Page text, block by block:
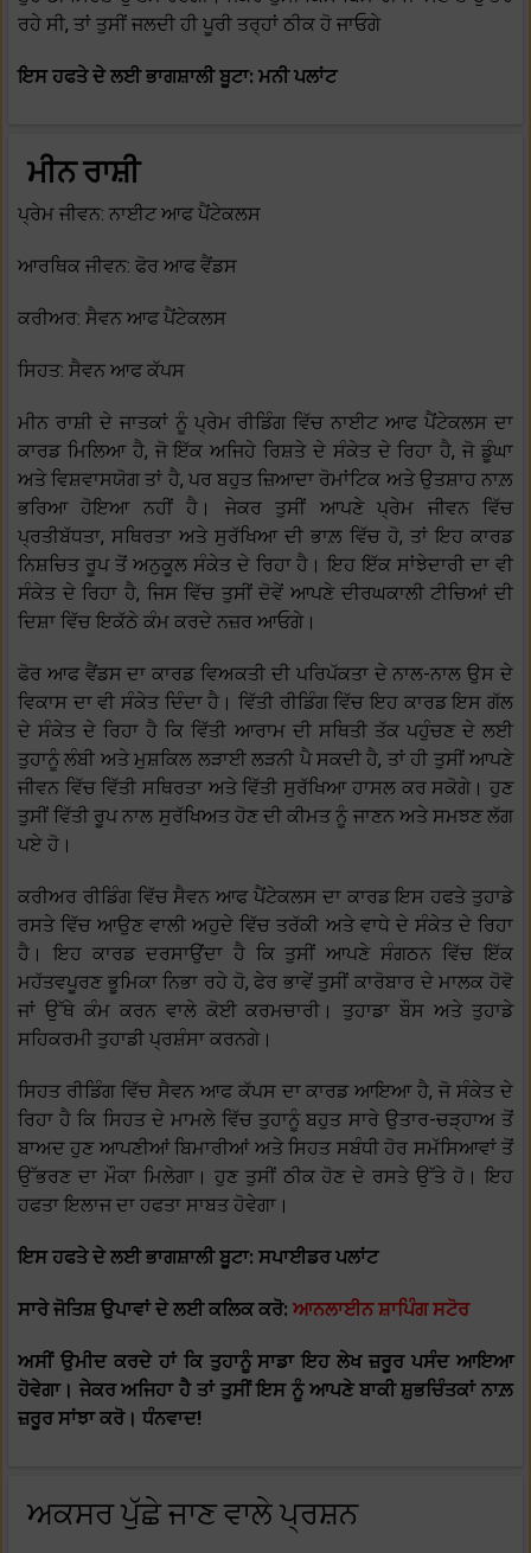
ਰਹੇ ਸੀ, ਤਾਂ ਤੁਸੀਂ ਜਲਦੀ ਹੀ ਪੂਰੀ ਤਰ੍ਹਾਂ ਠੀਕ ਹੋ ਜਾਓਗੇ
ਇਸ ਹਫਤੇ ਦੇ ਲਈ ਭਾਗਸ਼ਾਲੀ ਬੂਟਾ: ਮਨੀ ਪਲਾਂਟ
ਮੀਨ ਰਾਸ਼ੀ
ਪ੍ਰੇਮ ਜੀਵਨ: ਨਾਈਟ ਆਫ ਪੈਂਟੇਕਲਸ
ਆਰਥਿਕ ਜੀਵਨ: ਫੋਰ ਆਫ ਵੈਂਡਸ
ਕਰੀਅਰ: ਸੈਵਨ ਆਫ ਪੈਂਟੇਕਲਸ
ਸਿਹਤ: ਸੈਵਨ ਆਫ ਕੱਪਸ
ਮੀਨ ਰਾਸ਼ੀ ਦੇ ਜਾਤਕਾਂ ਨੂੰ ਪ੍ਰੇਮ ਰੀਡਿੰਗ ਵਿੱਚ ਨਾਈਟ ਆਫ ਪੈਂਟੇਕਲਸ ਦਾ
ਕਾਰਡ ਮਿਲਿਆ ਹੈ, ਜੋ ਇੱਕ ਅਜਿਹੇ ਰਿਸ਼ਤੇ ਦੇ ਸੰਕੇਤ ਦੇ ਰਿਹਾ ਹੈ, ਜੋ ਡੂੰਘਾ
ਅਤੇ ਵਿਸ਼ਵਾਸਯੋਗ ਤਾਂ ਹੈ, ਪਰ ਬਹੁਤ ਜ਼ਿਆਦਾ ਰੋਮਾਂਟਿਕ ਅਤੇ ਉਤਸ਼ਾਹ ਨਾਲ਼
ਭਰਿਆ ਹੋਇਆ ਨਹੀਂ ਹੈ। ਜੇਕਰ ਤੁਸੀਂ ਆਪਣੇ ਪ੍ਰੇਮ ਜੀਵਨ ਵਿੱਚ
ਪ੍ਰਤੀਬੱਧਤਾ, ਸਥਿਰਤਾ ਅਤੇ ਸੁਰੱਖਿਆ ਦੀ ਭਾਲ਼ ਵਿੱਚ ਹੋ, ਤਾਂ ਇਹ ਕਾਰਡ
ਨਿਸ਼ਚਿਤ ਰੂਪ ਤੋਂ ਅਨੁਕੂਲ ਸੰਕੇਤ ਦੇ ਰਿਹਾ ਹੈ। ਇਹ ਇੱਕ ਸਾਂਝੇਦਾਰੀ ਦਾ ਵੀ
ਸੰਕੇਤ ਦੇ ਰਿਹਾ ਹੈ, ਜਿਸ ਵਿੱਚ ਤੁਸੀਂ ਦੋਵੇਂ ਆਪਣੇ ਦੀਰਘਕਾਲੀ ਟੀਚਿਆਂ ਦੀ
ਦਿਸ਼ਾ ਵਿੱਚ ਇਕੱਠੇ ਕੰਮ ਕਰਦੇ ਨਜ਼ਰ ਆਓਗੇ।
ਫੋਰ ਆਫ ਵੈਂਡਸ ਦਾ ਕਾਰਡ ਵਿਅਕਤੀ ਦੀ ਪਰਿਪੱਕਤਾ ਦੇ ਨਾਲ-ਨਾਲ ਉਸ ਦੇ
ਵਿਕਾਸ ਦਾ ਵੀ ਸੰਕੇਤ ਦਿੰਦਾ ਹੈ। ਵਿੱਤੀ ਰੀਡਿੰਗ ਵਿੱਚ ਇਹ ਕਾਰਡ ਇਸ ਗੱਲ
ਦੇ ਸੰਕੇਤ ਦੇ ਰਿਹਾ ਹੈ ਕਿ ਵਿੱਤੀ ਆਰਾਮ ਦੀ ਸਥਿਤੀ ਤੱਕ ਪਹੁੰਚਣ ਦੇ ਲਈ
ਤੁਹਾਨੂੰ ਲੰਬੀ ਅਤੇ ਮੁਸ਼ਕਿਲ ਲੜਾਈ ਲੜਨੀ ਪੈ ਸਕਦੀ ਹੈ, ਤਾਂ ਹੀ ਤੁਸੀਂ ਆਪਣੇ
ਜੀਵਨ ਵਿੱਚ ਵਿੱਤੀ ਸਥਿਰਤਾ ਅਤੇ ਵਿੱਤੀ ਸੁਰੱਖਿਆ ਹਾਸਲ ਕਰ ਸਕੋਗੇ। ਹੁਣ
ਤੁਸੀਂ ਵਿੱਤੀ ਰੂਪ ਨਾਲ ਸੁਰੱਖਿਅਤ ਹੋਣ ਦੀ ਕੀਮਤ ਨੂੰ ਜਾਣਨ ਅਤੇ ਸਮਝਣ ਲੱਗ
ਪਏ ਹੋ।
ਕਰੀਅਰ ਰੀਡਿੰਗ ਵਿੱਚ ਸੈਵਨ ਆਫ ਪੈਂਟੇਕਲਸ ਦਾ ਕਾਰਡ ਇਸ ਹਫਤੇ ਤੁਹਾਡੇ
ਰਸਤੇ ਵਿੱਚ ਆਉਣ ਵਾਲੀ ਅਹੁਦੇ ਵਿੱਚ ਤਰੱਕੀ ਅਤੇ ਵਾਧੇ ਦੇ ਸੰਕੇਤ ਦੇ ਰਿਹਾ
ਹੈ। ਇਹ ਕਾਰਡ ਦਰਸਾਉਂਦਾ ਹੈ ਕਿ ਤੁਸੀਂ ਆਪਣੇ ਸੰਗਠਨ ਵਿੱਚ ਇੱਕ
ਮਹੱਤਵਪੂਰਣ ਭੂਮਿਕਾ ਨਿਭਾ ਰਹੇ ਹੋ, ਫੇਰ ਭਾਵੇਂ ਤੁਸੀਂ ਕਾਰੋਬਾਰ ਦੇ ਮਾਲਕ ਹੋਵੋ
ਜਾਂ ਉੱਥੇ ਕੰਮ ਕਰਨ ਵਾਲੇ ਕੋਈ ਕਰਮਚਾਰੀ। ਤੁਹਾਡਾ ਬੌਸ ਅਤੇ ਤੁਹਾਡੇ
ਸਹਿਕਰਮੀ ਤੁਹਾਡੀ ਪ੍ਰਸ਼ੰਸਾ ਕਰਨਗੇ।
ਸਿਹਤ ਰੀਡਿੰਗ ਵਿੱਚ ਸੈਵਨ ਆਫ ਕੱਪਸ ਦਾ ਕਾਰਡ ਆਇਆ ਹੈ, ਜੋ ਸੰਕੇਤ ਦੇ
ਰਿਹਾ ਹੈ ਕਿ ਸਿਹਤ ਦੇ ਮਾਮਲੇ ਵਿੱਚ ਤੁਹਾਨੂੰ ਬਹੁਤ ਸਾਰੇ ਉਤਾਰ-ਚੜ੍ਹਾਅ ਤੋਂ
ਬਾਅਦ ਹੁਣ ਆਪਣੀਆਂ ਬਿਮਾਰੀਆਂ ਅਤੇ ਸਿਹਤ ਸਬੰਧੀ ਹੋਰ ਸਮੱਸਿਆਵਾਂ ਤੋਂ
ਉੱਭਰਣ ਦਾ ਮੌਕਾ ਮਿਲੇਗਾ। ਹੁਣ ਤੁਸੀਂ ਠੀਕ ਹੋਣ ਦੇ ਰਸਤੇ ਉੱਤੇ ਹੋ। ਇਹ
ਹਫਤਾ ਇਲਾਜ ਦਾ ਹਫਤਾ ਸਾਬਤ ਹੋਵੇਗਾ।
ਇਸ ਹਫਤੇ ਦੇ ਲਈ ਭਾਗਸ਼ਾਲੀ ਬੂਟਾ: ਸਪਾਈਡਰ ਪਲਾਂਟ
ਸਾਰੇ ਜੋਤਿਸ਼ ਉਪਾਵਾਂ ਦੇ ਲਈ ਕਲਿਕ ਕਰੋ: ਆਨਲਾਈਨ ਸ਼ਾਪਿੰਗ ਸਟੋਰ
ਅਸੀਂ ਉਮੀਦ ਕਰਦੇ ਹਾਂ ਕਿ ਤੁਹਾਨੂੰ ਸਾਡਾ ਇਹ ਲੇਖ ਜ਼ਰੂਰ ਪਸੰਦ ਆਇਆ
ਹੋਵੇਗਾ। ਜੇਕਰ ਅਜਿਹਾ ਹੈ ਤਾਂ ਤੁਸੀਂ ਇਸ ਨੂੰ ਆਪਣੇ ਬਾਕੀ ਸ਼ੁਭਚਿੰਤਕਾਂ ਨਾਲ਼
ਜ਼ਰੂਰ ਸਾਂਝਾ ਕਰੋ। ਧੰਨਵਾਦ!
ਅਕਸਰ ਪੁੱਛੇ ਜਾਣ ਵਾਲੇ ਪ੍ਰਸ਼ਨ